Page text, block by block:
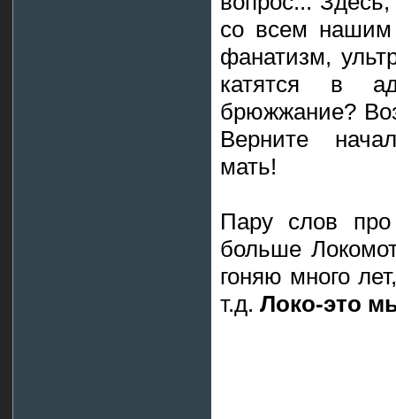
со всем
фанатизм,
катятся в
брюжжание?
Верните
мать!
Пару слов
больше
гоняю много
т.д. Локо-это